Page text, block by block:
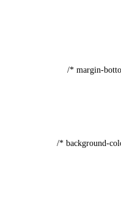
margin-
background-